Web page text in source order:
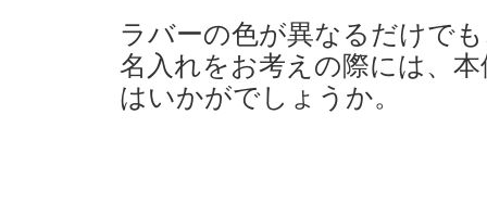
ラバーの色が異なるだけで
名入れをお考えの際には、
はいかがでしょうか。